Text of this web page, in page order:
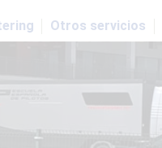
Otros servicios